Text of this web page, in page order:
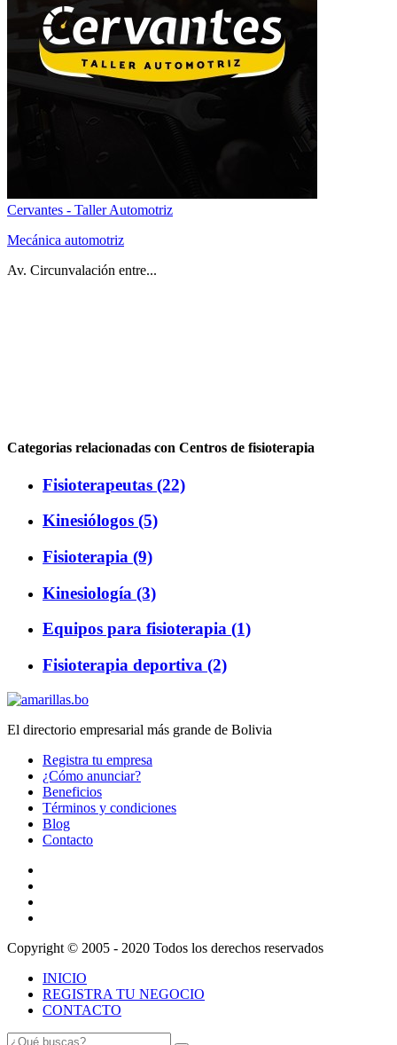
Cervantes - Taller Automotriz
Mecánica automotriz
Av. Circunvalación entre...
Categorias relacionadas con Centros de fisioterapia
Fisioterapeutas (22)
Kinesiólogos (5)
Fisioterapia (9)
Kinesiología (3)
Equipos para fisioterapia (1)
Fisioterapia deportiva (2)
El directorio empresarial más grande de Bolivia
Registra tu empresa
¿Cómo anunciar?
Beneficios
Términos y condiciones
Blog
Contacto
Copyright © 2005 - 2020 Todos los derechos reservados
INICIO
REGISTRA TU NEGOCIO
CONTACTO